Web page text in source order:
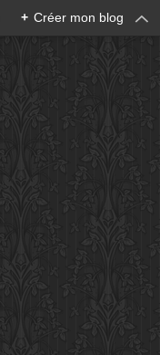
+ Créer mon blog